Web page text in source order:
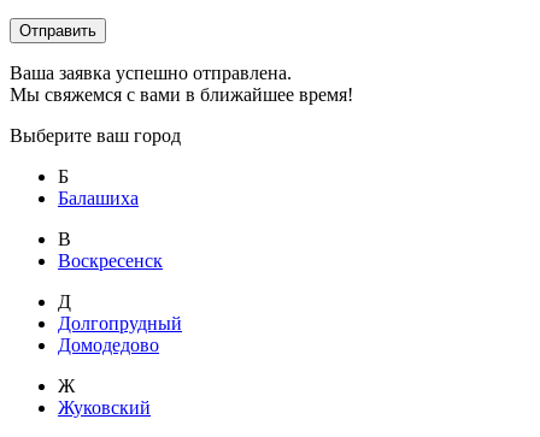
Отправить
Ваша заявка успешно отправлена.
Мы свяжемся с вами в ближайшее время!
Выберите ваш город
Б
Балашиха
В
Воскресенск
Д
Долгопрудный
Домодедово
Ж
Жуковский